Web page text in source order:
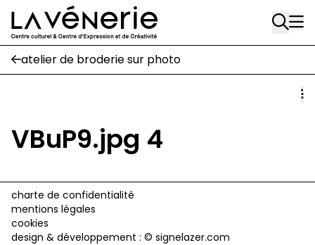
Aller au contenu principal
Rue Gratès, 3
1170 Watermael-Boitsfort
02 663 85 50
1170 Watermael-Boitsfort
02 663 85 50
suivez-nous
Journal Vénerie
Newsletter
atelier de broderie sur photo
VBuP9.jpg 4
charte de confidentialité
mentions légales
cookies
design & développement : © signelazer.com